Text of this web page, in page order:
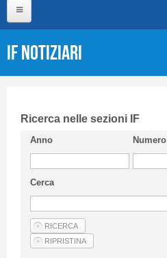
CIFI in breve
Linee Guida
Privacy Policy
Articoli
IF Notiziari
Ricerca nelle sezioni IF
Anno Numero
Cerca